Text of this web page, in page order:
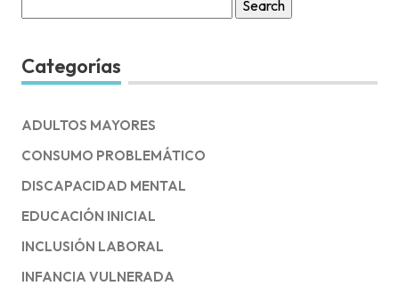
for:
Categorías
ADULTOS MAYORES
CONSUMO PROBLEMÁTICO
DISCAPACIDAD MENTAL
EDUCACIÓN INICIAL
INCLUSIÓN LABORAL
INFANCIA VULNERADA